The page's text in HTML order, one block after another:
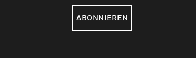
ABONNIEREN